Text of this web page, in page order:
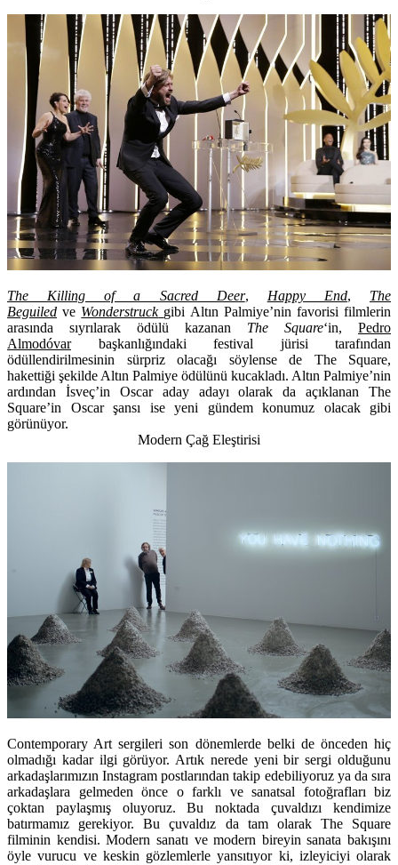
The Killing of a Sacred Deer, Happy End, The
Beguiled ve Wonderstruck gibi Altın Palmiye’nin favorisi filmlerin
arasında sıyrılarak ödülü kazanan The Square‘in, Pedro
Almodóvarbaşkanlığındaki festival jürisi tarafından
ödüllendirilmesinin sürpriz olacağı söylense de The Square,
hakettiği şekilde Altın Palmiye ödülünü kucakladı. Altın Palmiye’nin
ardından İsveç’in Oscar aday adayı olarak da açıklanan The
Square’in Oscar şansı ise yeni gündem konumuz olacak gibi
görünüyor.
Modern Çağ Eleştirisi
Contemporary Art sergileri son dönemlerde belki de önceden hiç
olmadığı kadar ilgi görüyor. Artık nerede yeni bir sergi olduğunu
arkadaşlarımızın Instagram postlarından takip edebiliyoruz ya da sıra
arkadaşlara gelmeden önce o farklı ve sanatsal fotoğrafları biz
çoktan paylaşmış oluyoruz. Bu noktada çuvaldızı kendimize
batırmamız gerekiyor. Bu çuvaldız da tam olarak The Square
filminin kendisi. Modern sanatı ve modern bireyin sanata bakışını
öyle vurucu ve keskin gözlemlerle yansıtıyor ki, izleyiciyi olarak